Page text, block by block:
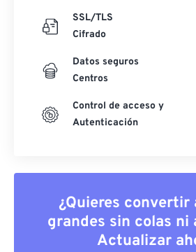
SSL/TLS
Cifrado
Datos seguros
Centros
Control de acceso y
Autenticación
¿Quieres convertir
grandes sin colas ni
Actualizar